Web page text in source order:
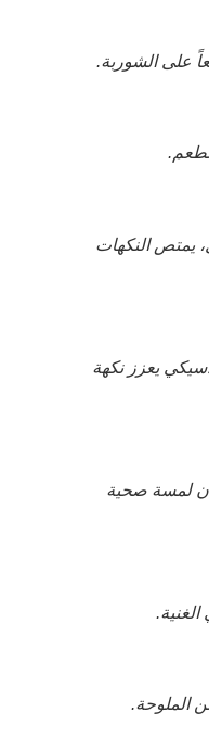
على الشوربة.
يمتص النكهات
يعزز نكهة
لمسة صحية
الملوحة.